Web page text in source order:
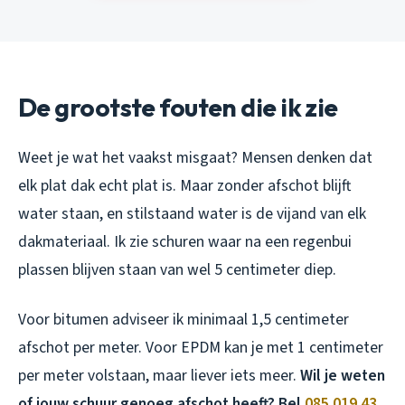
De grootste fouten die ik zie
Weet je wat het vaakst misgaat? Mensen denken dat
elk plat dak echt plat is. Maar zonder afschot blijft
water staan, en stilstaand water is de vijand van elk
dakmateriaal. Ik zie schuren waar na een regenbui
plassen blijven staan van wel 5 centimeter diep.
Voor bitumen adviseer ik minimaal 1,5 centimeter
afschot per meter. Voor EPDM kan je met 1 centimeter
per meter volstaan, maar liever iets meer. Wil je weten